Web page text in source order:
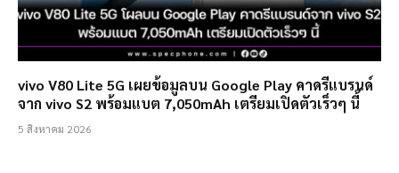
vivo V80 Lite 5G เผยข้อมูลบน Google Play คาดรีแบรนด์
จาก vivo S2 พร้อมแบต 7,050mAh เตรียมเปิดตัวเร็วๆ นี้
5 สิงหาคม 2026